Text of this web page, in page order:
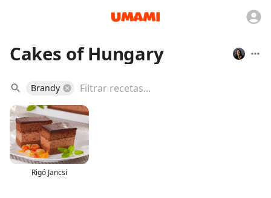
Cakes of Hungary
Brandy
Rigó Jancsi